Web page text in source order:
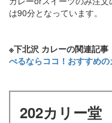
は90分となっています。
※下北沢 カレーの関連記事
べるならココ！おすすめ
202カリー堂